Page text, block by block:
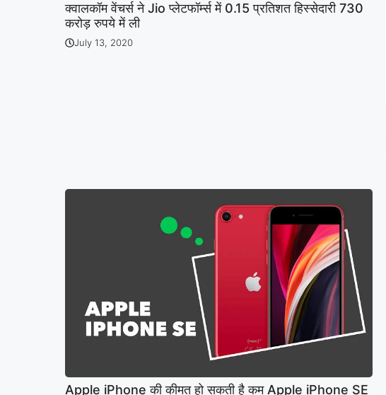
क्वालकॉम वेंचर्स ने Jio प्लेटफॉर्म्स में 0.15 प्रतिशत हिस्सेदारी 730
करोड़ रुपये में ली
July 13, 2020
Apple iPhone की कीमत हो सकती है कम Apple iPhone SE